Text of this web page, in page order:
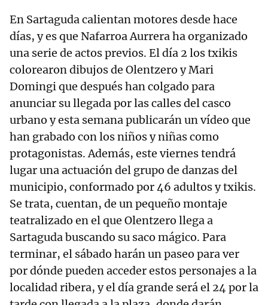
En Sartaguda calientan motores desde hace
días, y es que Nafarroa Aurrera ha organizado
una serie de actos previos. El día 2 los txikis
colorearon dibujos de Olentzero y Mari
Domingi que después han colgado para
anunciar su llegada por las calles del casco
urbano y esta semana publicarán un vídeo que
han grabado con los niños y niñas como
protagonistas. Además, este viernes tendrá
lugar una actuación del grupo de danzas del
municipio, conformado por 46 adultos y txikis.
Se trata, cuentan, de un pequeño montaje
teatralizado en el que Olentzero llega a
Sartaguda buscando su saco mágico. Para
terminar, el sábado harán un paseo para ver
por dónde pueden acceder estos personajes a la
localidad ribera, y el día grande será el 24 por la